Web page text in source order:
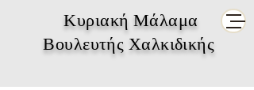
Κυριακή Μάλαμα
Βουλευτής Χαλκιδικής